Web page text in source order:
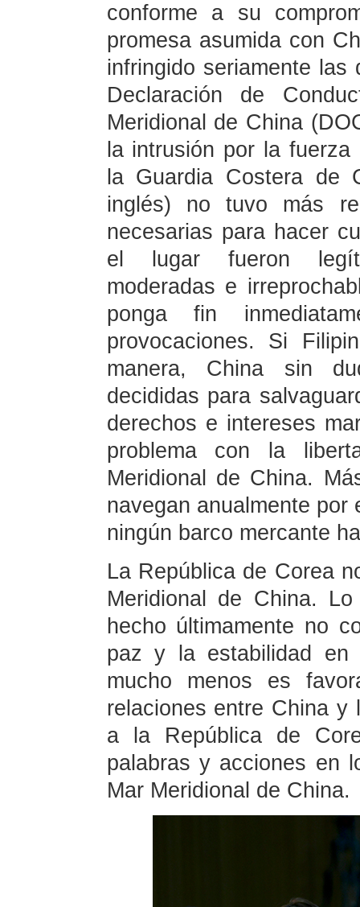
conforme a su
promesa asumida con
infringido seriamente
Declaración de
Meridional de China
la intrusión por la
la Guardia Costera de
inglés) no tuvo más
necesarias para hacer
el lugar fueron
moderadas e
ponga fin
provocaciones. Si
manera, China sin
decididas para
derechos e intereses
problema con la
Meridional de China.
navegan anualmente
ningún barco mercante
La República de Corea
Meridional de China.
hecho últimamente no
paz y la estabilidad en
mucho menos es
relaciones entre China y
a la República de
palabras y acciones en
Mar Meridional de China.